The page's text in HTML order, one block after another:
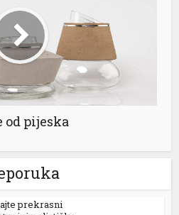
od pijeska
prekrasni